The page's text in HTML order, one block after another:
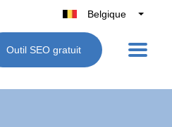
Belgique
België
Nederland
Outil SEO gratuit